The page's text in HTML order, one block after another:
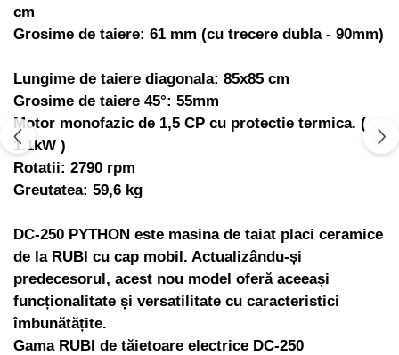
Ventuze cu brate pentru transport
Uscatoare de rufe
Pachete electrocasnice
incorporabile
Seturi oale
SANDWICH MAKER
Storcatoare de fructe
cm
Grosime de taiere: 61 mm (cu trecere dubla - 90mm)
Lungime de taiere diagonala: 85x85 cm
Grosime de taiere 45°: 55mm
Motor monofazic de 1,5 CP cu protectie termica. (
1.1kW )
Rotatii: 2790 rpm
Greutatea: 59,6 kg
DC-250 PYTHON este masina de taiat placi ceramice
de la RUBI cu cap mobil. Actualizându-și
predecesorul, acest nou model oferă aceeași
funcționalitate și versatilitate cu caracteristici
îmbunătățite.
Gama RUBI de tăietoare electrice DC-250